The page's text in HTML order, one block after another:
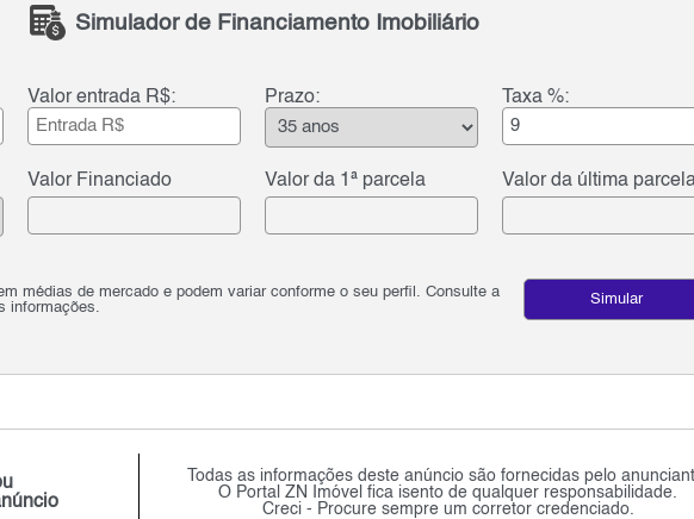
Simulador de Financiamento Imobiliário
Valor entrada R$: Prazo: Taxa %:
Valor Financiado Valor da 1ª parcela Valor da última
médias de mercado e podem variar conforme o seu perfil. Consulte a
informações.
Simular
Todas as informações deste anúncio são fornecidas pelo
O Portal ZN Imóvel fica isento de qualquer responsabilidade.
Creci - Procure sempre um corretor credenciado.